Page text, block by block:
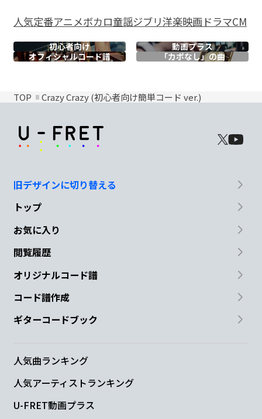
人気定番アニメボカロ童謡ジブリ洋楽映画ドラマCM
初心者向け
動画プラス
オフィシャルコード譜 「カポなし」の曲
TOP Crazy Crazy (初心者向け簡単コード ver.)
旧デザインに切り替える
トップ
お気に入り
閲覧履歴
オリジナルコード譜
コード譜作成
ギターコードブック
人気曲ランキング
人気アーティストランキング
U-FRET動画プラス